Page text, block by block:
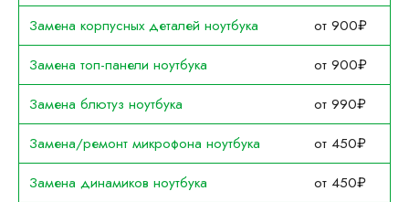
Замена корпусных деталей ноутбука
от 900₽
Замена топ-панели ноутбука
от 900₽
Замена блютуз ноутбука
от 990₽
Замена/ремонт микрофона ноутбука
от 450₽
Замена динамиков ноутбука
от 450₽